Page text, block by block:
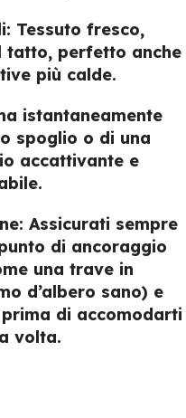
Tessuto fresco,
tatto, perfetto anche
più calde.
istantaneamente
spoglio o di una
accattivante e
Assicurati sempre
di ancoraggio
una trave in
d’albero sano) e
di accomodarti
volta.